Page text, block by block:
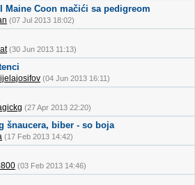
Maine Coon mačići sa pedigreom
(07 Jul 2013 18:02)
(30 Jun 2013 11:13)
(04 Jun 2013 16:11)
(27 Apr 2013 22:20)
šnaucera, biber - so boja
(17 Feb 2013 14:42)
(03 Feb 2013 14:46)